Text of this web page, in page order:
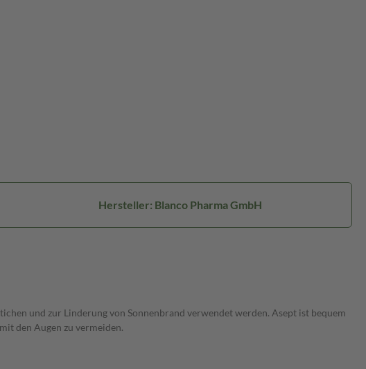
Hersteller: Blanco Pharma GmbH
und zur Linderung von Sonnenbrand verwendet werden. Asept ist bequem
den Augen zu vermeiden.